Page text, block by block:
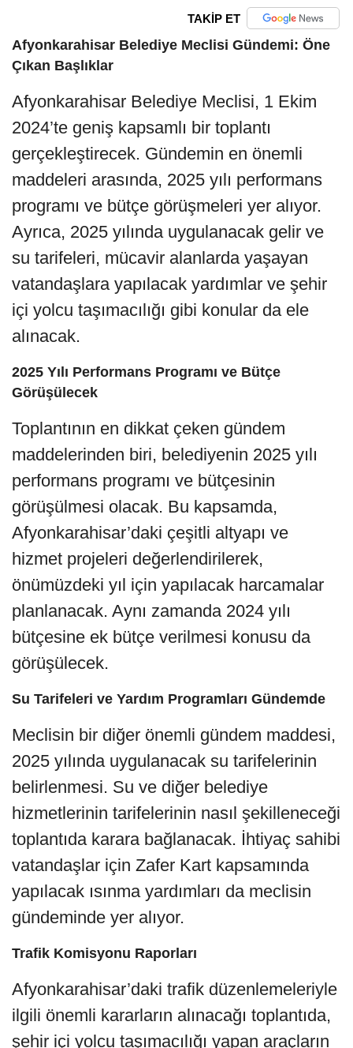
TAKİP ET
Afyonkarahisar Belediye Meclisi Gündemi: Öne
Çıkan Başlıklar
Afyonkarahisar Belediye Meclisi, 1 Ekim
2024’te geniş kapsamlı bir toplantı
gerçekleştirecek. Gündemin en önemli
maddeleri arasında, 2025 yılı performans
programı ve bütçe görüşmeleri yer alıyor.
Ayrıca, 2025 yılında uygulanacak gelir ve
su tarifeleri, mücavir alanlarda yaşayan
vatandaşlara yapılacak yardımlar ve şehir
içi yolcu taşımacılığı gibi konular da ele
alınacak.
2025 Yılı Performans Programı ve Bütçe
Görüşülecek
Toplantının en dikkat çeken gündem
maddelerinden biri, belediyenin 2025 yılı
performans programı ve bütçesinin
görüşülmesi olacak. Bu kapsamda,
Afyonkarahisar’daki çeşitli altyapı ve
hizmet projeleri değerlendirilerek,
önümüzdeki yıl için yapılacak harcamalar
planlanacak. Aynı zamanda 2024 yılı
bütçesine ek bütçe verilmesi konusu da
görüşülecek.
Su Tarifeleri ve Yardım Programları Gündemde
Meclisin bir diğer önemli gündem maddesi,
2025 yılında uygulanacak su tarifelerinin
belirlenmesi. Su ve diğer belediye
hizmetlerinin tarifelerinin nasıl şekilleneceği
toplantıda karara bağlanacak. İhtiyaç sahibi
vatandaşlar için Zafer Kart kapsamında
yapılacak ısınma yardımları da meclisin
gündeminde yer alıyor.
Trafik Komisyonu Raporları
Afyonkarahisar’daki trafik düzenlemeleriyle
ilgili önemli kararların alınacağı toplantıda,
şehir içi yolcu taşımacılığı yapan araçların